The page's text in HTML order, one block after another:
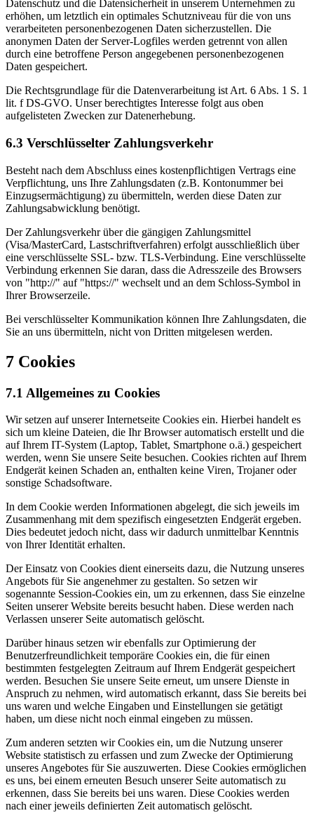
Datenschutz und die Datensicherheit in unserem Unternehmen zu
erhöhen, um letztlich ein optimales Schutzniveau für die von uns
verarbeiteten personenbezogenen Daten sicherzustellen. Die
anonymen Daten der Server-Logfiles werden getrennt von allen
durch eine betroffene Person angegebenen personenbezogenen
Daten gespeichert.
Die Rechtsgrundlage für die Datenverarbeitung ist Art. 6 Abs. 1 S. 1
lit. f DS-GVO. Unser berechtigtes Interesse folgt aus oben
aufgelisteten Zwecken zur Datenerhebung.
6.3 Verschlüsselter Zahlungsverkehr
Besteht nach dem Abschluss eines kostenpflichtigen Vertrags eine
Verpflichtung, uns Ihre Zahlungsdaten (z.B. Kontonummer bei
Einzugsermächtigung) zu übermitteln, werden diese Daten zur
Zahlungsabwicklung benötigt.
Der Zahlungsverkehr über die gängigen Zahlungsmittel
(Visa/MasterCard, Lastschriftverfahren) erfolgt ausschließlich über
eine verschlüsselte SSL- bzw. TLS-Verbindung. Eine verschlüsselte
Verbindung erkennen Sie daran, dass die Adresszeile des Browsers
von "http://" auf "https://" wechselt und an dem Schloss-Symbol in
Ihrer Browserzeile.
Bei verschlüsselter Kommunikation können Ihre Zahlungsdaten, die
Sie an uns übermitteln, nicht von Dritten mitgelesen werden.
7 Cookies
7.1 Allgemeines zu Cookies
Wir setzen auf unserer Internetseite Cookies ein. Hierbei handelt es
sich um kleine Dateien, die Ihr Browser automatisch erstellt und die
auf Ihrem IT-System (Laptop, Tablet, Smartphone o.ä.) gespeichert
werden, wenn Sie unsere Seite besuchen. Cookies richten auf Ihrem
Endgerät keinen Schaden an, enthalten keine Viren, Trojaner oder
sonstige Schadsoftware.
In dem Cookie werden Informationen abgelegt, die sich jeweils im
Zusammenhang mit dem spezifisch eingesetzten Endgerät ergeben.
Dies bedeutet jedoch nicht, dass wir dadurch unmittelbar Kenntnis
von Ihrer Identität erhalten.
Der Einsatz von Cookies dient einerseits dazu, die Nutzung unseres
Angebots für Sie angenehmer zu gestalten. So setzen wir
sogenannte Session-Cookies ein, um zu erkennen, dass Sie einzelne
Seiten unserer Website bereits besucht haben. Diese werden nach
Verlassen unserer Seite automatisch gelöscht.
Darüber hinaus setzen wir ebenfalls zur Optimierung der
Benutzerfreundlichkeit temporäre Cookies ein, die für einen
bestimmten festgelegten Zeitraum auf Ihrem Endgerät gespeichert
werden. Besuchen Sie unsere Seite erneut, um unsere Dienste in
Anspruch zu nehmen, wird automatisch erkannt, dass Sie bereits bei
uns waren und welche Eingaben und Einstellungen sie getätigt
haben, um diese nicht noch einmal eingeben zu müssen.
Zum anderen setzten wir Cookies ein, um die Nutzung unserer
Website statistisch zu erfassen und zum Zwecke der Optimierung
unseres Angebotes für Sie auszuwerten. Diese Cookies ermöglichen
es uns, bei einem erneuten Besuch unserer Seite automatisch zu
erkennen, dass Sie bereits bei uns waren. Diese Cookies werden
nach einer jeweils definierten Zeit automatisch gelöscht.